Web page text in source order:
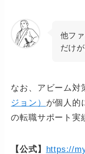
他フ
だけ
なお、アビーム対
ジョン） が個人的
の転職サポート実
【公式】 https://